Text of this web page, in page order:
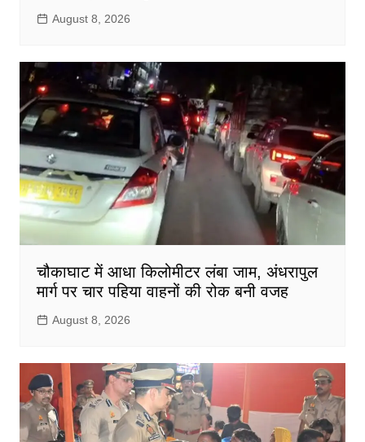
August 8, 2026
चौकाघाट में आधा किलोमीटर लंबा जाम, अंधरापुल
मार्ग पर चार पहिया वाहनों की रोक बनी वजह
August 8, 2026